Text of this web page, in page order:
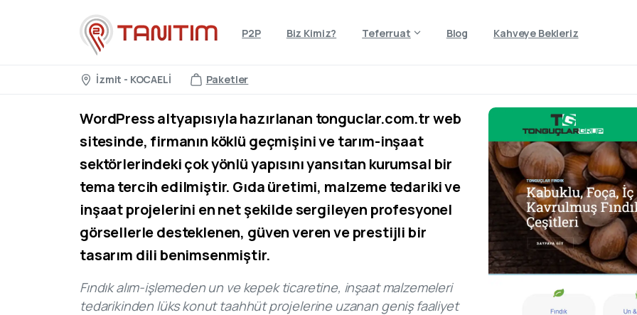
P2P Biz Kimiz? Teferruat Blog Kahveye Bekleriz
İzmit - KOCAELİ Paketler
WordPress altyapısıyla hazırlanan tonguclar.com.tr web
sitesinde, firmanın köklü geçmişini ve tarım-inşaat
sektörlerindeki çok yönlü yapısını yansıtan kurumsal bir
tema tercih edilmiştir. Gıda üretimi, malzeme tedariki ve
inşaat projelerini en net şekilde sergileyen profesyonel
görsellerle desteklenen, güven veren ve prestijli bir
tasarım dili benimsenmiştir.
Fındık alım-işlemeden un ve kepek ticaretine, inşaat malzemeleri
tedarikinden lüks konut taahhüt projelerine uzanan geniş faaliyet